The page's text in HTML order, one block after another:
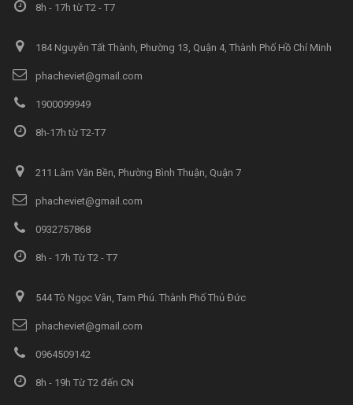
8h - 17h từ T2 - T7
184 Nguyễn Tất Thành, Phường 13, Quận 4, Thành Phố Hồ Chí Minh
phacheviet@gmail.com
1900099949
8h-17h từ T2-T7
211 Lâm Văn Bền, Phường Bình Thuận, Quận 7
phacheviet@gmail.com
0932757868
8h - 17h Từ T2 - T7
544 Tô Ngọc Vân, Tam Phú. Thành Phố Thủ Đức
phacheviet@gmail.com
0964509142
8h - 19h Từ T2 đến CN